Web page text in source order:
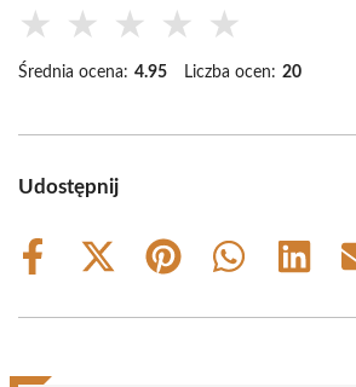
★ ★ ★ ★ ★
Średnia ocena: 4.95 Liczba ocen: 20
Udostępnij
Share
Share
(Twitter)
Share
Share
Share